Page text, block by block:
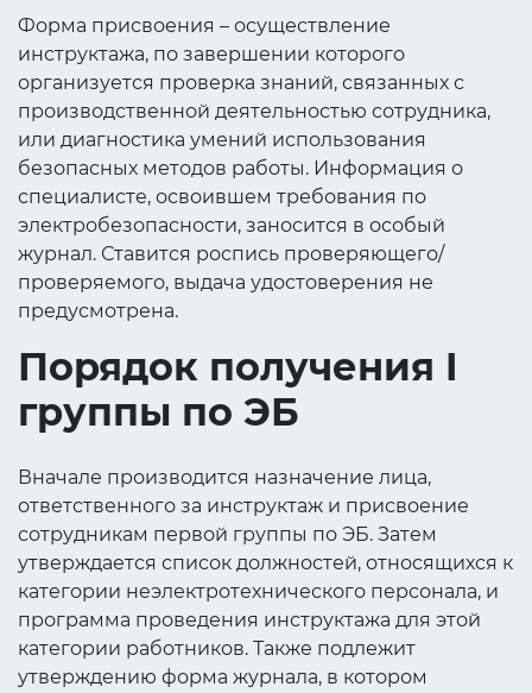
Форма присвоения – осуществление
инструктажа, по завершении которого
организуется проверка знаний, связанных с
производственной деятельностью сотрудника,
или диагностика умений использования
безопасных методов работы. Информация о
специалисте, освоившем требования по
электробезопасности, заносится в особый
журнал. Ставится роспись проверяющего/
проверяемого, выдача удостоверения не
предусмотрена.
Порядок получения I
группы по ЭБ
Вначале производится назначение лица,
ответственного за инструктаж и присвоение
сотрудникам первой группы по ЭБ. Затем
утверждается список должностей, относящихся к
категории неэлектротехнического персонала, и
программа проведения инструктажа для этой
категории работников. Также подлежит
утверждению форма журнала, в котором